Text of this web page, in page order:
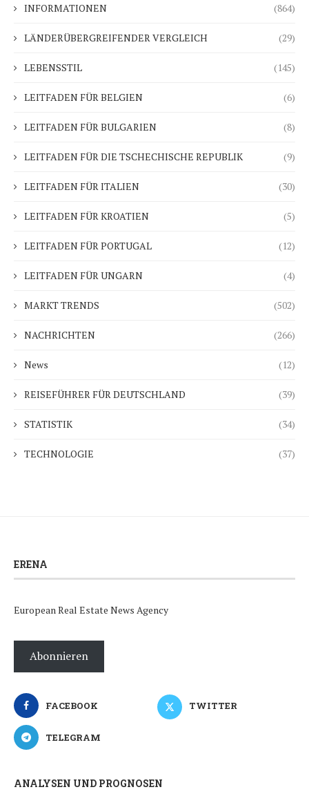
INFORMATIONEN (864)
LÄNDERÜBERGREIFENDER VERGLEICH (29)
LEBENSSTIL (145)
LEITFADEN FÜR BELGIEN (6)
LEITFADEN FÜR BULGARIEN (8)
LEITFADEN FÜR DIE TSCHECHISCHE REPUBLIK (9)
LEITFADEN FÜR ITALIEN (30)
LEITFADEN FÜR KROATIEN (5)
LEITFADEN FÜR PORTUGAL (12)
LEITFADEN FÜR UNGARN (4)
MARKT TRENDS (502)
NACHRICHTEN (266)
News (12)
REISEFÜHRER FÜR DEUTSCHLAND (39)
STATISTIK (34)
TECHNOLOGIE (37)
ERENA
European Real Estate News Agency
Abonnieren
FACEBOOK TWITTER
TELEGRAM
ANALYSEN UND PROGNOSEN